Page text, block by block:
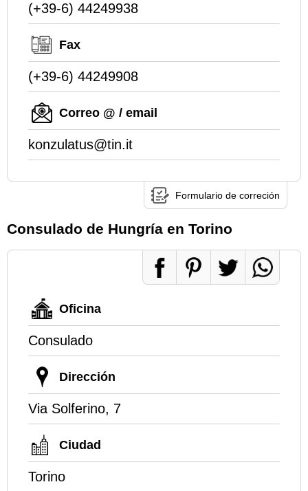
(+39-6) 44249938
Fax
(+39-6) 44249908
Correo @ / email
konzulatus@tin.it
Formulario de correción
Consulado de Hungría en Torino
Oficina
Consulado
Dirección
Via Solferino, 7
Ciudad
Torino